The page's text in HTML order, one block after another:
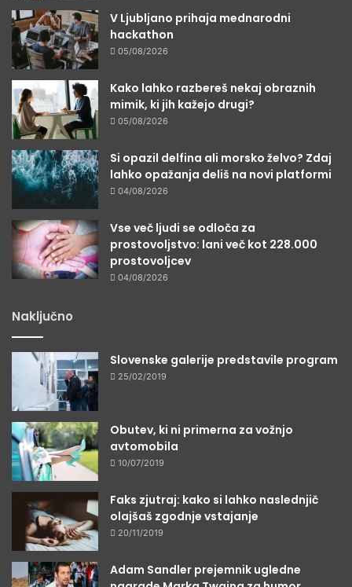
V Ljubljano prihaja mednarodni
hackathon
05/08/2026
Kako lahko razbereš nekaj obraznih
mimik, ki jih kažejo drugi?
05/08/2026
Si opazil delfina ali morsko želvo? Zdaj
lahko opažanja deliš na novi platformi
04/08/2026
Vse več ljudi se odloča za
prostovoljstvo: lani več kot 228.000
prostovoljcev
04/08/2026
Naključno
Slovenske galerije predstavile program
25/02/2019
Obutev, ki ni primerna za vožnjo
avtomobila
10/07/2019
Faks zjutraj: kako si lahko naslednjič
olajšaš zgodnje vstajanje
20/11/2019
Adam Sandler prejemnik ugledne